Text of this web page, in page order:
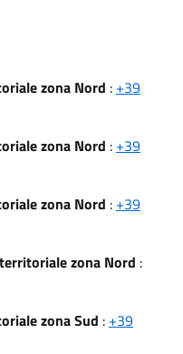
zona Nord : +39
zona Nord : +39
zona Nord : +39
zona Nord :
zona Sud : +39